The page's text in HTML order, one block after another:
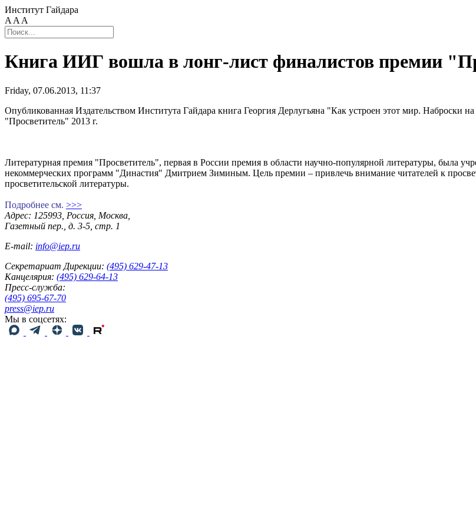
Институт Гайдара
A A A
Книга ИИГ вошла в лонг-лист финалистов премии
Friday, 07.06.2013, 11:37
Опубликованная Издательством Института Гайдара книга Георгия Дерлугьяна "Как устроен этот мир.
"Просветитель" 2013 г.
Литературная премия "Просветитель", первая в России премия в области научно-популярной литературы, была
некоммерческих программ "Династия" Дмитрием Зиминым. Цель премии – привлечь внимание читателей к
просветительской литературы.
Подробнее см. >>>
Адрес: 125993, Россия, Москва,
Газетный пер., д. 3-5, стр. 1
E-mail: info@iep.ru
Секретариат Дирекции: (495) 629-47-13
Канцелярия: (495) 629-64-13
Пресс-служба:
(495) 695-67-70
press@iep.ru
Мы в соцсетях: